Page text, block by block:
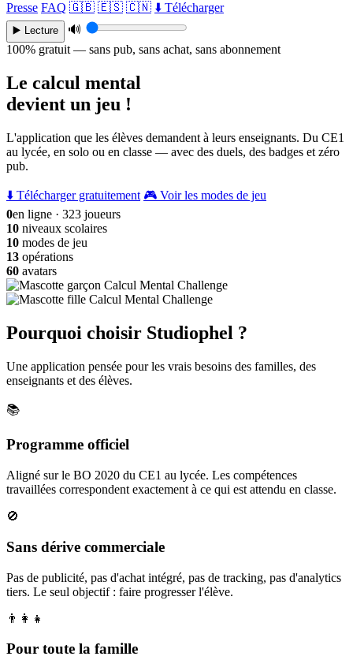
Presse FAQ 🇬🇧 🇪🇸 🇨🇳 ⬇️ Télécharger
▶️ Lecture
🔊
100% gratuit — sans pub, sans achat, sans abonnement
Le calcul mental
devient un jeu !
L'application que les élèves demandent à leurs enseignants. Du CE1
au lycée, en solo ou en classe — avec des duels, des badges et zéro
pub.
⬇️ Télécharger gratuitement 🎮 Voir les modes de jeu
0en ligne · 323 joueurs
10 niveaux scolaires
10 modes de jeu
13 opérations
60 avatars
Pourquoi choisir Studiophel ?
Une application pensée pour les vrais besoins des familles, des
enseignants et des élèves.
📚
Programme officiel
Aligné sur le BO 2020 du CE1 au lycée. Les compétences
travaillées correspondent exactement à ce qui est attendu en classe.
🚫
Sans dérive commerciale
Pas de publicité, pas d'achat intégré, pas de tracking, pas d'analytics
tiers. Le seul objectif : faire progresser l'élève.
👨‍👩‍👧
Pour toute la famille